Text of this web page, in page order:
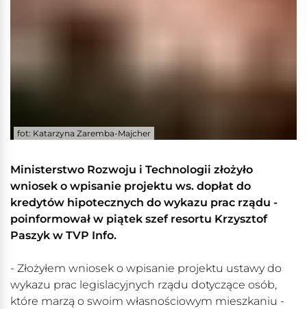
fot: Katarzyna Zaremba-Majcher
Ministerstwo Rozwoju i Technologii złożyło
wniosek o wpisanie projektu ws. dopłat do
kredytów hipotecznych do wykazu prac rządu -
poinformował w piątek szef resortu Krzysztof
Paszyk w TVP Info.
- Złożyłem wniosek o wpisanie projektu ustawy do
wykazu prac legislacyjnych rządu dotyczące osób,
które marzą o swoim własnościowym mieszkaniu -